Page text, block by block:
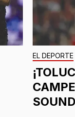
EL DEPORTE